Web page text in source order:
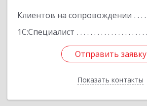
Клиентов на сопровождении
1С:Специалист
Отправить заявку
Показать контакты
Отправить заявку
Назад